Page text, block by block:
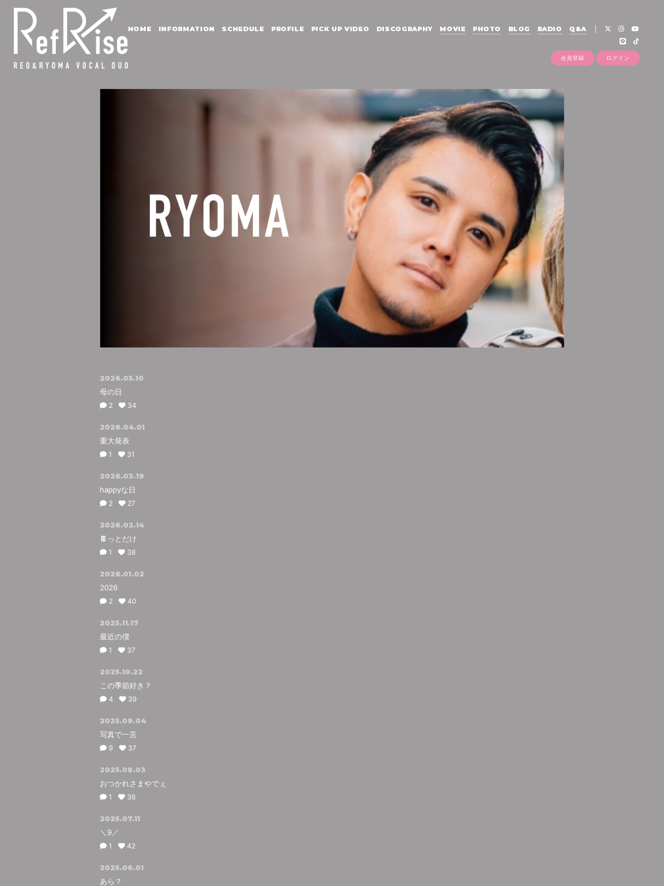
HOME INFORMATION SCHEDULE PROFILE PICK UP VIDEO DISCOGRAPHY MOVIE PHOTO BLOG RADIO Q&A
会員登録 ログイン
2026.05.10
母の日
2 34
2026.04.01
重大発表
1 31
2026.03.19
happyな日
2 27
2026.02.14
🍫っとだけ
1 38
2026.01.02
2026
2 40
2025.11.17
最近の僕
1 37
2025.10.22
この季節好き？
4 39
2025.09.04
写真で一言
9 37
2025.08.03
おつかれさまやでぇ
1 36
2025.07.11
＼9／
1 42
2025.06.01
あら？